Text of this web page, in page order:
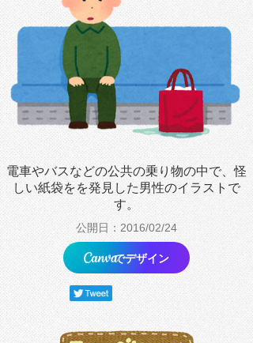
電車やバスなどの公共の乗り物の中で、怪
しい紙袋をを発見した男性のイラストで
す。
公開日：2016/02/24
でデザイン